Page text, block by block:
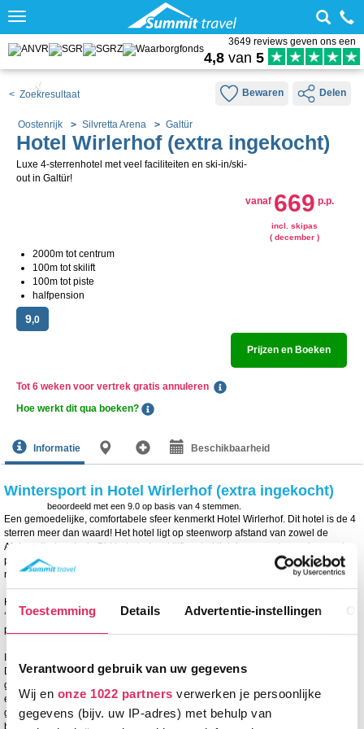
Toestemming Details Advertentie-instellingen
Verantwoord gebruik van uw gegevens
Wij en onze 1022 partners verwerken je persoonlijke
gegevens (bijv. uw IP-adres) met behulp van
Toggle
3649 reviews geven ons een
4,8 van 5
< Zoekresultaat Bewaren Delen
Oostenrijk Silvretta Arena Galtür
Hotel Wirlerhof (extra ingekocht)
Luxe 4-sterrenhotel met veel faciliteiten en ski-in/ski-
out in Galtür!
vanaf 669 p.p.
incl. skipas
( december )
2000m tot centrum
100m tot skilift
100m tot piste
halfpension
9,0
Prijzen en Boeken
Tot 6 weken voor vertrek gratis annuleren
Hoe werkt dit qua boeken?
Informatie Beschikbaarheid
Wintersport in Hotel Wirlerhof (extra ingekocht)
beoordeeld met een 9.0 op basis van 4 stemmen.
Een gemoedelijke, comfortabele sfeer kenmerkt Hotel Wirlerhof. Dit hotel is de 4
sterren meer dan waard! Het hotel ligt op steenworp afstand van zowel de
Alpkogelbahn als de Birkhahnbahn skilift en het ligt daarmee dus onderaan de
piste. Het centrum van Galtür ligt op ca. 2 km afstand. De halte voor de skibus
naar het centrum en de andere skigebieden (o.a. Ischgl) is naast het hotel.
Hotel Wirlerhof heeft een receptie, lobby, lift, restaurant, bar, café, discotheek
‘Huber Stadl’, speelkamer voor de kinderen, gratis Wi-Fi, skiberging, gratis
parkeerplaats en (tegen betaling) een garage.
De 800m2 aan wellness staat geheel in het teken van ontspanning. Zo kan je
genieten van het binnenzwembad (12x7m), verschillende stoombaden, sauna’s,
een whirlpool, fitnessruimte en ontspanningsruimte. Tegen betaling kan je
gebruik maken van het solarium of een massage bijboeken. Je kunt tegen
betaling ook badjassen huren.